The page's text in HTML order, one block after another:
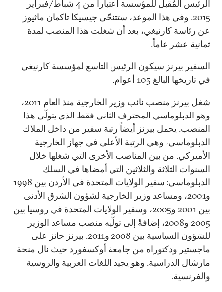
الرئيس المُقبل للمؤسسة اعتباراً من 4 شباط/فبراير
2015. وفي هذا الموعد، ستتنحّى
جيسيكا تاكمان ماثيوز
عن رئاسة كارنيغي، بعد أن شغلت هذا المنصب لمدة
ثمانية عشر عاماً.
السفير بيرنز سيكون الرئيس التاسع لمؤسسة كارنيغي
في تاريخها البالغ 105 أعوام.
شغل بيرنز منصب نائب وزير الخارجية منذ العام 2011،
وهو الدبلوماسي المحترف الثاني فقط الذي يتولّى هذا
المنصب. يحمل بيرنز أيضاً رتبة سفير من داخل الملاك
الدبلوماسي، وهي الرتبة الأعلى في جهاز الخارجية
الأميركي. من بين المناصب الأخرى التي شغلها خلال
السنوات الثلاثة والثلاثين التي أمضاها في السلك
الدبلوماسي: سفير الولايات المتحدة في الأردن بين 1998
و2001، ومساعد وزير الخارجية لشؤون الشرق الأدنى
بين 2001 و2005، وسفير الولايات المتحدة في روسيا بين
2005 و2008، إضافةً إلى تولّيه منصب مساعد الوزير
للشؤون السياسية بين 2008 و2011. بيرنز حائز على
ماجستير ودكتوراه من جامعة أوكسفورد حيث نال منحة
مارشال الدراسية. وهو يجيد اللغات العربية والروسية
والفرنسية.